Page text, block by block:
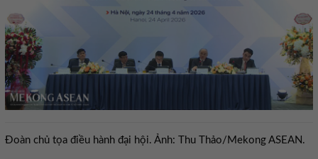
Đoàn chủ tọa điều hành đại hội. Ảnh: Thu Thảo/Mekong ASEAN.